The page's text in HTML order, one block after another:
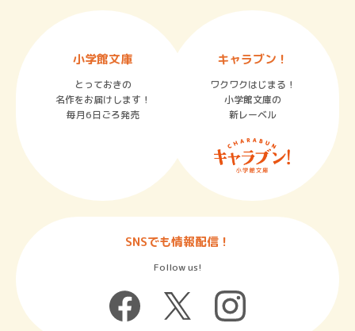
小学館文庫
とっておきの
名作をお届けします！
毎月6日ごろ発売
キャラブン！
ワクワクはじまる！
小学館文庫の
新レーベル
SNSでも情報配信！
Follow us!